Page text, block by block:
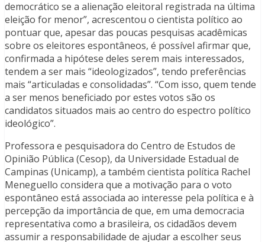
democrático se a alienação eleitoral registrada na última
eleição for menor”, acrescentou o cientista político ao
pontuar que, apesar das poucas pesquisas acadêmicas
sobre os eleitores espontâneos, é possível afirmar que,
confirmada a hipótese deles serem mais interessados,
tendem a ser mais “ideologizados”, tendo preferências
mais “articuladas e consolidadas”. “Com isso, quem tende
a ser menos beneficiado por estes votos são os
candidatos situados mais ao centro do espectro político
ideológico”.
Professora e pesquisadora do Centro de Estudos de
Opinião Pública (Cesop), da Universidade Estadual de
Campinas (Unicamp), a também cientista política Rachel
Meneguello considera que a motivação para o voto
espontâneo está associada ao interesse pela política e à
percepção da importância de que, em uma democracia
representativa como a brasileira, os cidadãos devem
assumir a responsabilidade de ajudar a escolher seus